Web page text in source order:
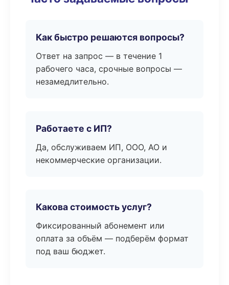
Как быстро решаются вопросы?
Ответ на запрос — в течение 1
рабочего часа, срочные вопросы —
незамедлительно.
Работаете с ИП?
Да, обслуживаем ИП, ООО, АО и
некоммерческие организации.
Какова стоимость услуг?
Фиксированный абонемент или
оплата за объём — подберём формат
под ваш бюджет.